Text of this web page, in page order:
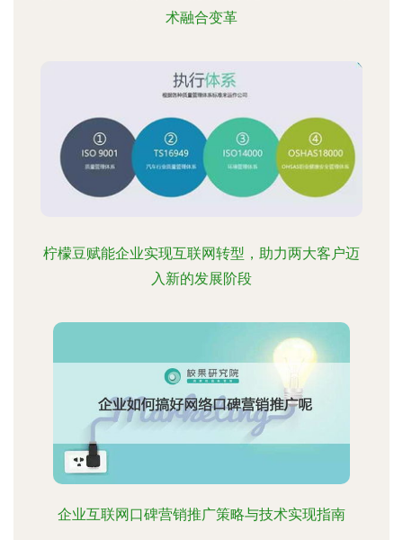
术融合变革
柠檬豆赋能企业实现互联网转型，助力两大客户迈
入新的发展阶段
企业互联网口碑营销推广策略与技术实现指南